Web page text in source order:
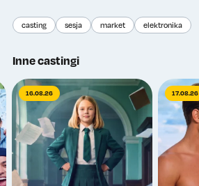
casting sesja market elektronika
Inne castingi
16.08.26 17.08.26